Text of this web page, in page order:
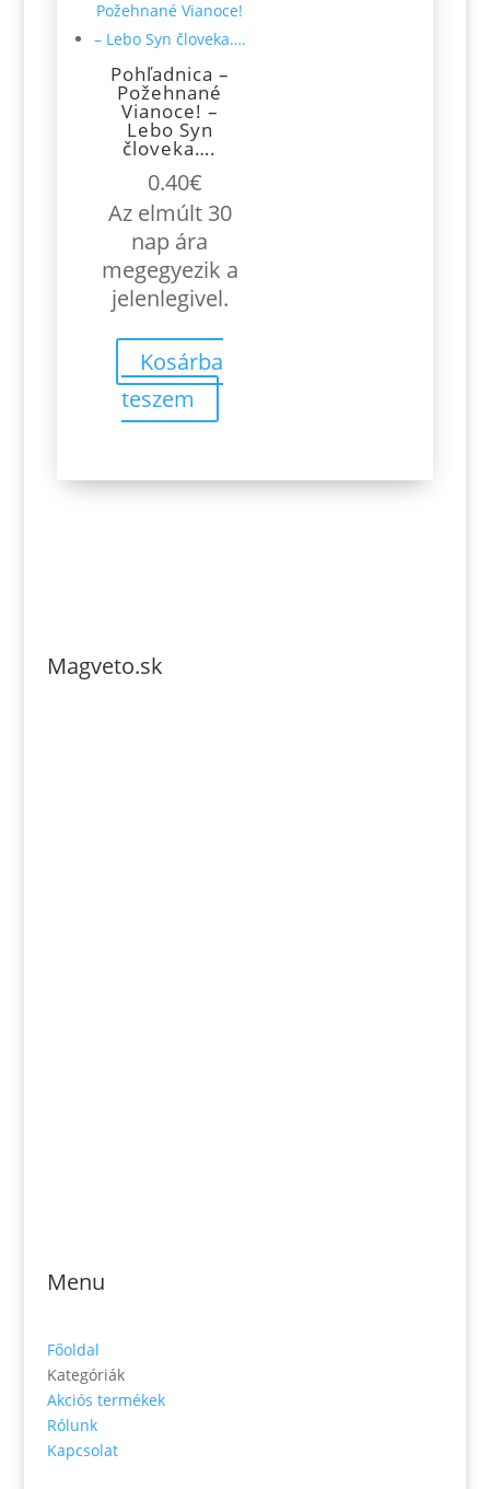
Pohľadnica –
Požehnané
Vianoce! –
Lebo Syn
človeka….
0.40€
Az elmúlt 30
nap ára
megegyezik a
jelenlegivel.
Kosárba
teszem
Magveto.sk
Menu
Főoldal
Kategóriák
Akciós termékek
Rólunk
Kapcsolat